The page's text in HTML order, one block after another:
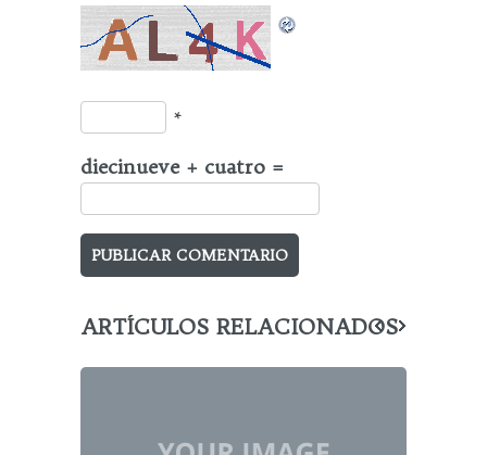
*
diecinueve + cuatro =
ARTÍCULOS RELACIONADOS